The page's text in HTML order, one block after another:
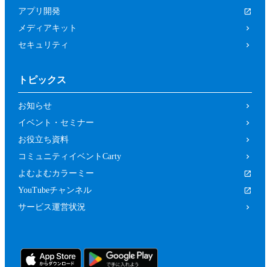
アプリ開発
メディアキット
セキュリティ
トピックス
お知らせ
イベント・セミナー
お役立ち資料
コミュニティイベントCarty
よむよむカラーミー
YouTubeチャンネル
サービス運営状況